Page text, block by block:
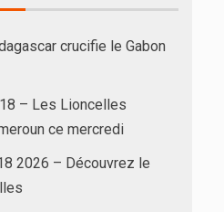
crucifie le Gabon
– Les Lioncelles
ce mercredi
2026 – Découvrez le